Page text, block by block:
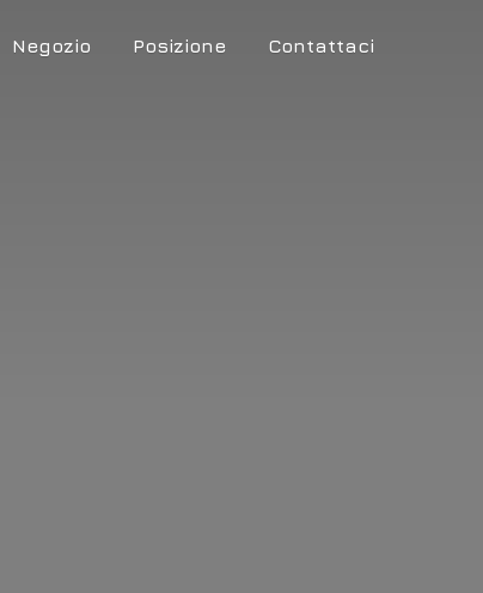
Negozio Posizione Contattaci